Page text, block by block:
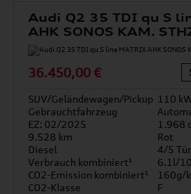
Audi Q2 35 TDI qu S
AHK SONOS KAM.
36.450,00 €
SUV/Geländewagen/Pickup 110
Gebrauchtfahrzeug
EZ: 02/2025
1.968
9.528 km
Rot
Diesel
4/5
Verbrauch kombiniert¹
6.1l/
CO2-Emission kombiniert¹
160g/
CO2-Klasse
F